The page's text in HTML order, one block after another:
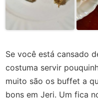
Se você está cansado
costuma servir
muito são os buffet a
bons em Jeri. Um fica